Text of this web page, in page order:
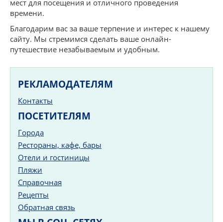
мест для посещения и отличного проведения
времени.
Благодарим вас за ваше терпение и интерес к нашему
сайту. Мы стремимся сделать ваше онлайн-
путешествие незабываемым и удобным.
РЕКЛАМОДАТЕЛЯМ
Контакты
ПОСЕТИТЕЛЯМ
Города
Рестораны, кафе, бары
Отели и гостиницы
Пляжи
Справочная
Рецепты
Обратная связь